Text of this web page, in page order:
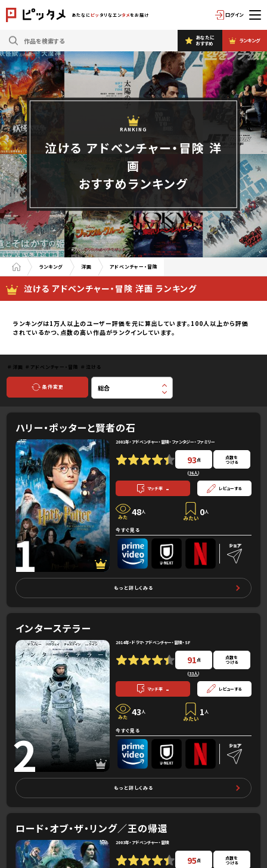
あたなに ピッ タリなエンタメをお届け ログイン
あなたに
おすすめ
ランキング
RANKING
泣ける アドベンチャー・冒険 洋
画
おすすめランキング
ランキング 洋画 アドベンチャー・冒険
泣ける アドベンチャー・冒険 洋画 ランキング
ランキングは1万人以上のユーザー評価を元に算出しています。100人以上から評価
されているかつ、点数の高い作品がランクインしています。
＃洋画 ＃アドベンチャー・冒険 ＃泣ける
条件変更
ハリー・ポッターと賢者の石
1
2001年・アドベンチャー・冒険・ファンタジー・ファミリー
93 点
(36人）
点数を
つける
マッチ率 - レビューする
48人 0人
今すぐ見る
もっと詳しくみる
インターステラー
2
2014年・ドラマ・アドベンチャー・冒険・SF
91点
(33人）
点数を
つける
マッチ率 - レビューする
43人 1人
今すぐ見る
もっと詳しくみる
ロード・オブ・ザ・リング／王の帰還
2003年・アドベンチャー・冒険
95 点
点数を
つける